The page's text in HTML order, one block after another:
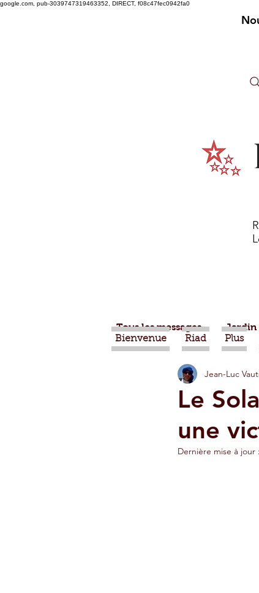
google.com, pub-3039747319463352, DIRECT, f08c47fec0942fa0
Bienvenue Riad Plus
Tous les messages Jardin
Nature
Alimentation
Le
une
Jean-Luc
Dernière mise à jour :